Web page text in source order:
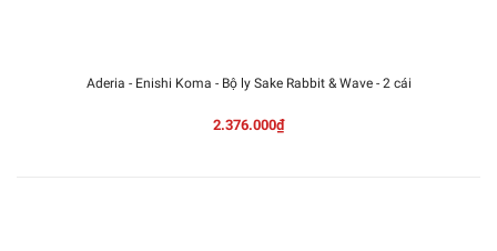
Aderia - Enishi Koma - Bộ ly Sake Rabbit & Wave - 2 cái
2.376.000₫